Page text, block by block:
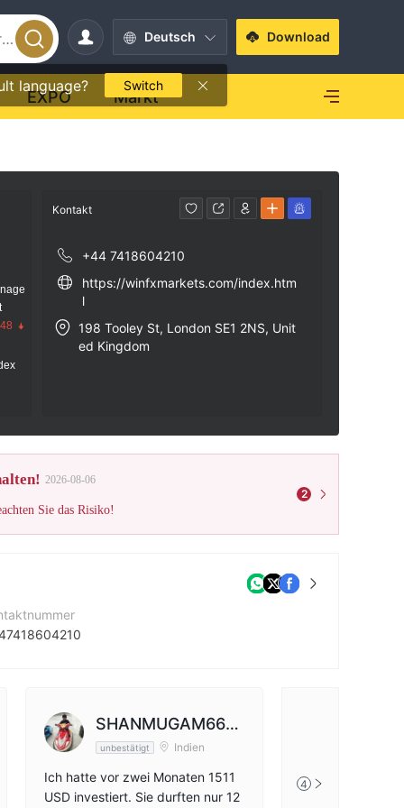
Deutsch
language? Switch
Download
EXPO Markt
Kontakt
+44 7418604210
https://winfxmarkets.com/index.htm
l
198 Tooley St, London SE1 2NS, Unit
ed Kingdom
2026-08-06
Sie das Risiko!
2
Tooley St, London SE1 2NS, United Kingdom
SHANMUGAM664
7unbestätigt Indien
Ich hatte vor zwei Monaten 1511
USD investiert. Sie durften nur 12
4